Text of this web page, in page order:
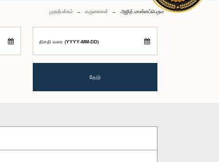
முதற்பக்கம் வருகைகள் அஜித் மான்னப்பெரும
திகதி வரை (YYYY-MM-DD)
தேடு